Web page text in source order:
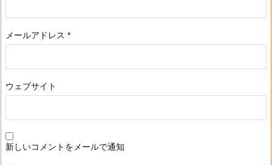
メールアドレス *
ウェブサイト
新しいコメントをメールで通知